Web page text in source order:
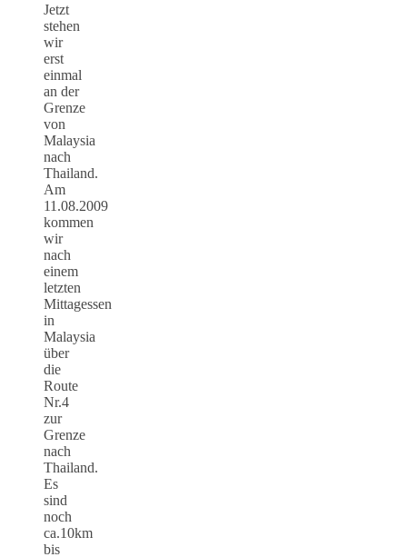
Jetzt
stehen
wir
erst
einmal
an der
Grenze
von
Malaysia
nach
Thailand.
Am
11.08.2009
kommen
wir
nach
einem
letzten
Mittagessen
in
Malaysia
über
die
Route
Nr.4
zur
Grenze
nach
Thailand.
Es
sind
noch
ca.10km
bis